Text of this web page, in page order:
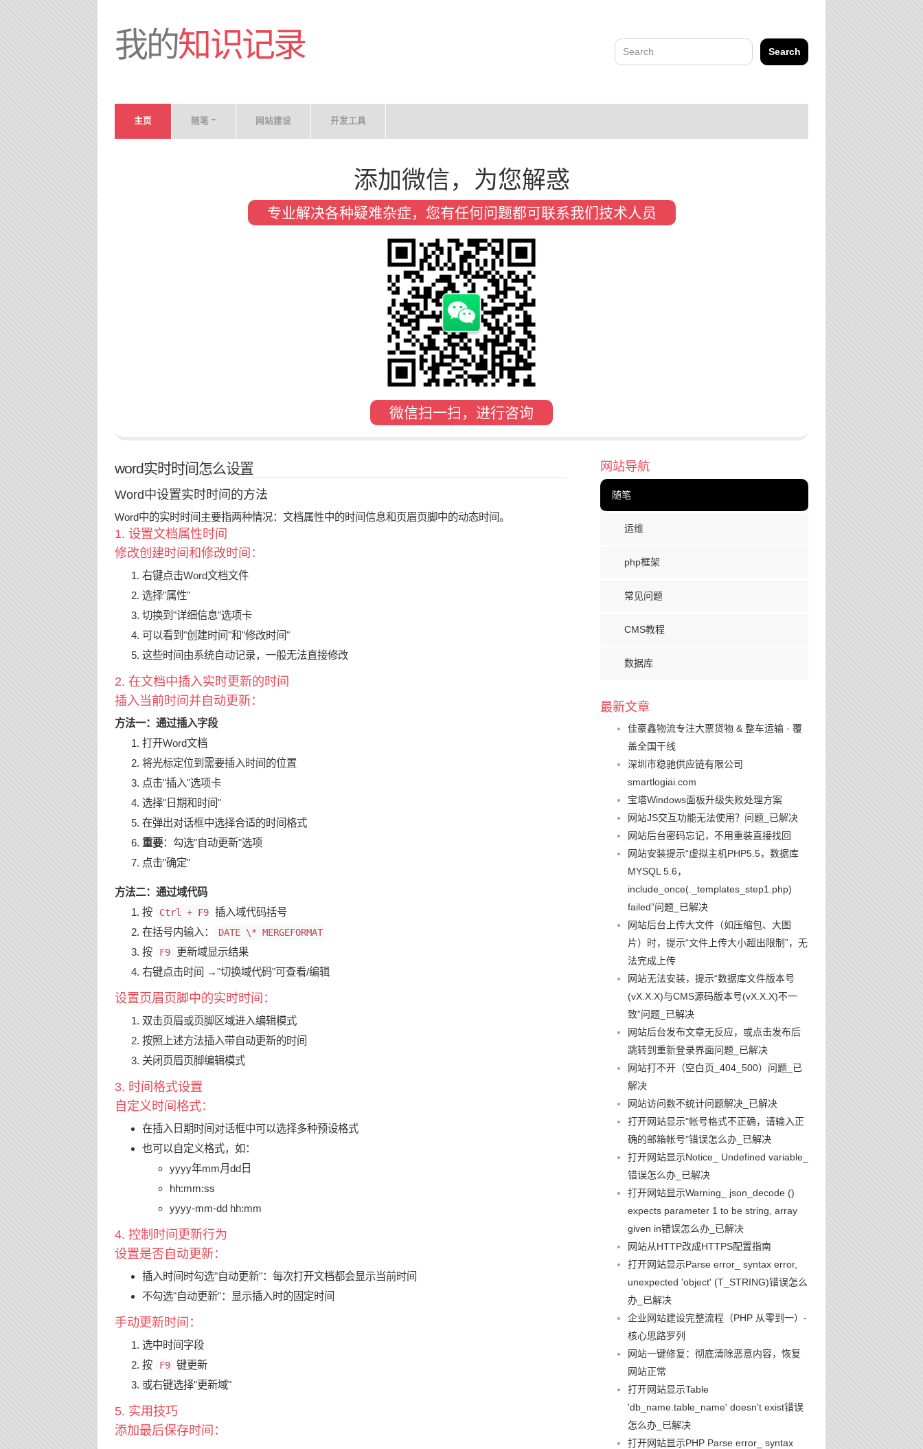
我的知识记录 Search
主页 随笔 网站建设 开发工具
添加微信，为您解惑
专业解决各种疑难杂症，您有任何问题都可联系我们技术人员
微信扫一扫，进行咨询
word实时时间怎么设置
Word中设置实时时间的方法
Word中的实时时间主要指两种情况：文档属性中的时间信息和页眉页脚中的动态时间。
1. 设置文档属性时间
修改创建时间和修改时间：
右键点击Word文档文件
选择"属性"
切换到"详细信息"选项卡
可以看到"创建时间"和"修改时间"
这些时间由系统自动记录，一般无法直接修改
2. 在文档中插入实时更新的时间
插入当前时间并自动更新：
方法一：通过插入字段
打开Word文档
将光标定位到需要插入时间的位置
点击"插入"选项卡
选择"日期和时间"
在弹出对话框中选择合适的时间格式
重要：勾选"自动更新"选项
点击"确定"
方法二：通过域代码
按
Ctrl + F9 插入域代码括号
在括号内输入：
DATE \* MERGEFORMAT
按 F9
更新域显示结果
右键点击时间 →"切换域代码"可查看/编辑
设置页眉页脚中的实时时间：
双击页眉或页脚区域进入编辑模式
按照上述方法插入带自动更新的时间
关闭页眉页脚编辑模式
3. 时间格式设置
自定义时间格式：
在插入日期时间对话框中可以选择多种预设格式
也可以自定义格式，如：
yyyy年mm月dd日
hh:mm:ss
yyyy-mm-dd hh:mm
4. 控制时间更新行为
设置是否自动更新：
插入时间时勾选"自动更新"：每次打开文档都会显示当前时间
不勾选"自动更新"：显示插入时的固定时间
手动更新时间：
选中时间字段
按
F9 键更新
或右键选择"更新域"
5. 实用技巧
添加最后保存时间：
网站导航
随笔
运维
php框架
常见问题
CMS教程
数据库
最新文章
佳豪鑫物流专注大票货物 & 整车运输 · 覆
盖全国干线
深圳市稳驰供应链有限公司
smartlogiai.com
宝塔Windows面板升级失败处理方案
网站JS交互功能无法使用？问题_已解决
网站后台密码忘记，不用重装直接找回
网站安装提示“虚拟主机PHP5.5，数据库
MYSQL 5.6，
include_once(._templates_step1.php)
failed”问题_已解决
网站后台上传大文件（如压缩包、大图
片）时，提示“文件上传大小超出限制”，无
法完成上传
网站无法安装，提示“数据库文件版本号
(vX.X.X)与CMS源码版本号(vX.X.X)不一
致”问题_已解决
网站后台发布文章无反应，或点击发布后
跳转到重新登录界面问题_已解决
网站打不开（空白页_404_500）问题_已
解决
网站访问数不统计问题解决_已解决
打开网站显示"帐号格式不正确，请输入正
确的邮箱帐号"错误怎么办_已解决
打开网站显示Notice_ Undefined variable_
错误怎么办_已解决
打开网站显示Warning_ json_decode ()
expects parameter 1 to be string, array
given in错误怎么办_已解决
网站从HTTP改成HTTPS配置指南
打开网站显示Parse error_ syntax error,
unexpected 'object' (T_STRING)错误怎么
办_已解决
企业网站建设完整流程（PHP 从零到一）-
核心思路罗列
网站一键修复：彻底清除恶意内容，恢复
网站正常
打开网站显示Table
'db_name.table_name' doesn't exist错误
怎么办_已解决
打开网站显示PHP Parse error_ syntax